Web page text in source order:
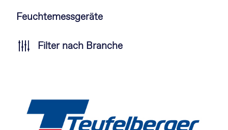
Feuchtemessgeräte
Filter nach Branche